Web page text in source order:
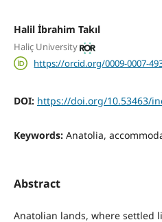
Halil İbrahim Takıl
Haliç University
https://orcid.org/0009-0007-
DOI: https://doi.org/10.53463/
Keywords: Anatolia,
Abstract
Anatolian lands, where settled